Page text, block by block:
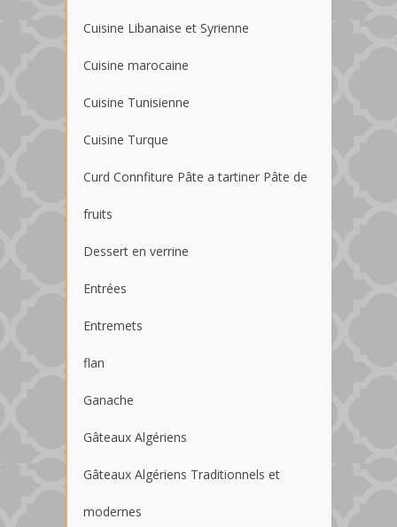
Cuisine Libanaise et Syrienne
Cuisine marocaine
Cuisine Tunisienne
Cuisine Turque
Curd Connfiture Pâte a tartiner Pâte de
fruits
Dessert en verrine
Entrées
Entremets
flan
Ganache
Gâteaux Algériens
Gâteaux Algériens Traditionnels et
modernes